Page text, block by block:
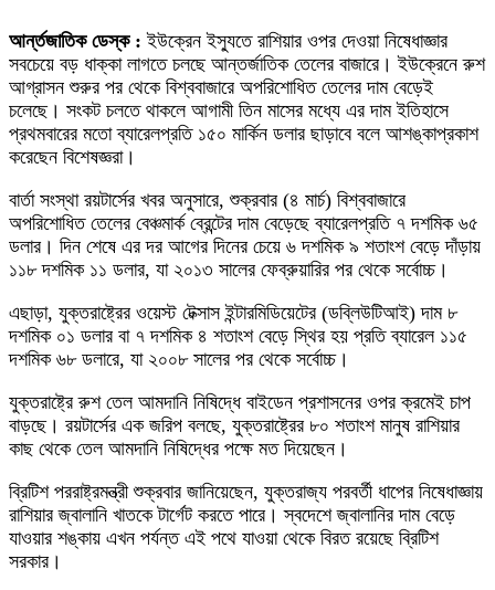
আর্ন্তজাতিক ডেস্ক : ইউক্রেন ইস্যুতে রাশিয়ার ওপর দেওয়া নিষেধাজ্ঞার
সবচেয়ে বড় ধাক্কা লাগতে চলছে আন্তর্জাতিক তেলের বাজারে। ইউক্রেনে রুশ
আগ্রাসন শুরুর পর থেকে বিশ্ববাজারে অপরিশোধিত তেলের দাম বেড়েই
চলেছে। সংকট চলতে থাকলে আগামী তিন মাসের মধ্যে এর দাম ইতিহাসে
প্রথমবারের মতো ব্যারেলপ্রতি ১৫০ মার্কিন ডলার ছাড়াবে বলে আশঙ্কাপ্রকাশ
করেছেন বিশেষজ্ঞরা।
বার্তা সংস্থা রয়টার্সের খবর অনুসারে, শুক্রবার (৪ মার্চ) বিশ্ববাজারে
অপরিশোধিত তেলের বেঞ্চমার্ক ব্রেন্টের দাম বেড়েছে ব্যারেলপ্রতি ৭ দশমিক ৬৫
ডলার। দিন শেষে এর দর আগের দিনের চেয়ে ৬ দশমিক ৯ শতাংশ বেড়ে দাঁড়ায়
১১৮ দশমিক ১১ ডলার, যা ২০১৩ সালের ফেব্রুয়ারির পর থেকে সর্বোচ্চ।
এছাড়া, যুক্তরাষ্ট্রের ওয়েস্ট টেক্সাস ইন্টারমিডিয়েটের (ডব্লিউটিআই) দাম ৮
দশমিক ০১ ডলার বা ৭ দশমিক ৪ শতাংশ বেড়ে স্থির হয় প্রতি ব্যারেল ১১৫
দশমিক ৬৮ ডলারে, যা ২০০৮ সালের পর থেকে সর্বোচ্চ।
যুক্তরাষ্ট্রে রুশ তেল আমদানি নিষিদ্ধে বাইডেন প্রশাসনের ওপর ক্রমেই চাপ
বাড়ছে। রয়টার্সের এক জরিপ বলছে, যুক্তরাষ্ট্রের ৮০ শতাংশ মানুষ রাশিয়ার
কাছ থেকে তেল আমদানি নিষিদ্ধের পক্ষে মত দিয়েছেন।
ব্রিটিশ পররাষ্ট্রমন্ত্রী শুক্রবার জানিয়েছেন, যুক্তরাজ্য পরবর্তী ধাপের নিষেধাজ্ঞায়
রাশিয়ার জ্বালানি খাতকে টার্গেট করতে পারে। স্বদেশে জ্বালানির দাম বেড়ে
যাওয়ার শঙ্কায় এখন পর্যন্ত এই পথে যাওয়া থেকে বিরত রয়েছে ব্রিটিশ
সরকার।